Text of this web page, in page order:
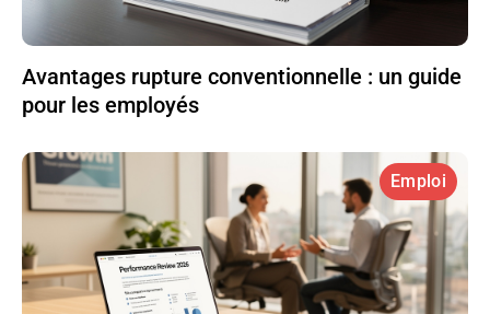
Avantages rupture conventionnelle : un guide
pour les employés
Emploi